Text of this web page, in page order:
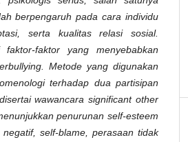
berpengaruh pada cara individu
serta kualitas relasi
sosial.
faktor-faktor yang
menyebabkan
Metode yang digunakan
terhadap dua partisipan
disertai wawancara significant other
penurunan self-esteem
negatif, self-blame, perasaan tidak